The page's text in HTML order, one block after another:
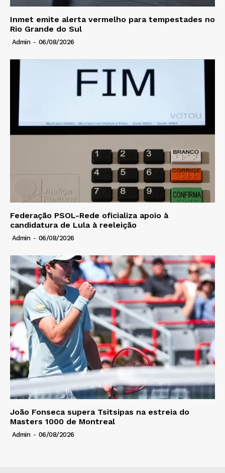
Inmet emite alerta vermelho para tempestades no
Rio Grande do Sul
Admin - 06/08/2026
Federação PSOL-Rede oficializa apoio à
candidatura de Lula à reeleição
Admin - 06/08/2026
João Fonseca supera Tsitsipas na estreia do
Masters 1000 de Montreal
Admin - 06/08/2026